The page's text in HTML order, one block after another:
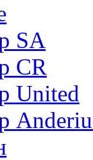
SA
CR
United